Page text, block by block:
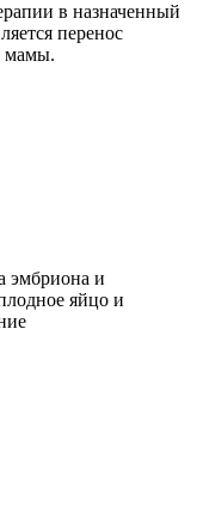
в назначенный
перенос
мамы.
эмбриона и
яйцо и